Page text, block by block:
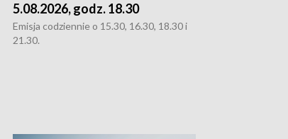
5.08.2026, godz. 18.30
Emisja codziennie o 15.30, 16.30, 18.30 i
21.30.